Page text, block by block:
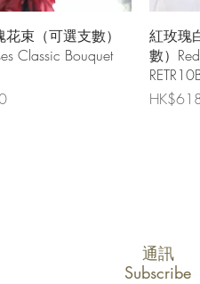
快速瀏覽
束（可選支數）
Classic Bouquet
紅玫瑰
數）
價格
通訊
Subscribe